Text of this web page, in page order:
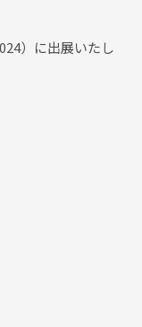
）に出展いたし